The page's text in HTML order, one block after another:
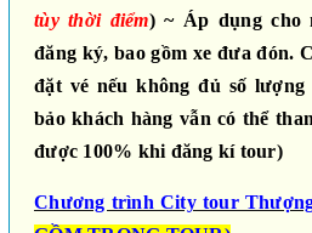
tùy thời điểm)~ Áp dụng cho
đăng ký, bao gồm xe đưa đón.
đặt vé nếu không đủ số lượng
bảo khách hàng vẫn có thể
được 100% khi đăng kí tour)
Chương trình City tour